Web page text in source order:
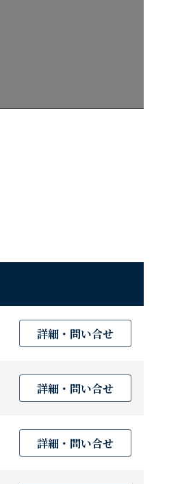
詳細・問い合せ
詳細・問い合せ
詳細・問い合せ